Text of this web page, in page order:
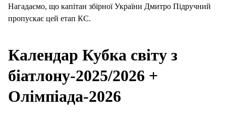
Нагадаємо, що капітан збірної України Дмитро Підручний
пропускає цей етап КС.
Календар Кубка світу з
біатлону-2025/2026 +
Олімпіада-2026